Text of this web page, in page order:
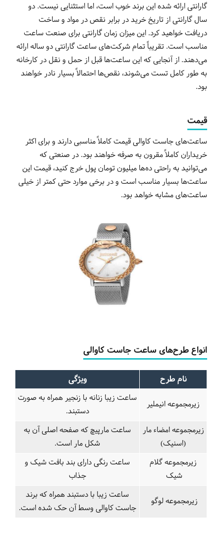
گارانتی ارائه شده این برند خوب است، اما استثنایی نیست. دو
سال گارانتی از تاریخ خرید در برابر نقص در مواد و ساخت
دریافت خواهید کرد. این میزان زمان گارانتی برای صنعت ساعت
مناسب است. تقریباً تمام شرکت‌های ساعت گارانتی دو ساله ارائه
می‌دهند. از آنجایی که این ساعت‌ها قبل از حمل و نقل در کارخانه
به طور کامل تست می‌شوند، نقص‌ها احتمالاً بسیار نادر خواهند
بود.
قیمت
ساعت‌های جاست کاوالی قیمت کاملاً مناسبی دارند و برای اکثر
خریداران کاملاً مقرون به صرفه خواهند بود. در صنعتی که
می‌توانید به راحتی ده‌ها میلیون تومان پول خرج کنید، قیمت این
ساعت‌ها بسیار مناسب است و در برخی موارد حتی کمتر از خیلی
ساعت‌های مشابه خواهد بود.
انواع طرح‌های ساعت جاست کاوالی
نام طرح ویژگی
زیرمجموعه انیملیر
ساعت زیبا زنانه با زنجیر همراه به صورت
دستبند.
زیرمجموعه امضاء مار
(اسنیک)
ساعت مارپیچ که صفحه اصلی آن به
شکل مار است.
زیرمجموعه گلام
شیک
ساعت رنگی دارای بند بافت شیک و
جذاب
زیرمجموعه لوگو
ساعت زیبا با دستبند همراه که برند
جاست کاوالی وسط آن حک شده است.